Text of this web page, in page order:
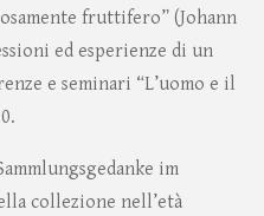
fruttifero” (Johann
ed esperienze di un
e seminari “L’uomo e il
im
collezione nell’età